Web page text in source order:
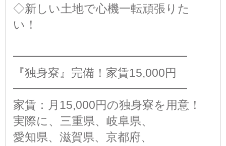
◇新しい土地で心機一転頑張りた
い！
━━━━━━━━━━━━━━━
『独身寮』完備！家賃15,000円
━━━━━━━━━━━━━━━
家賃：月15,000円の独身寮を用意！
実際に、三重県、岐阜県、
愛知県、滋賀県、京都府、